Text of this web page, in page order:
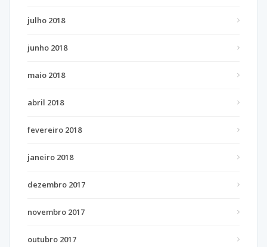
julho 2018
junho 2018
maio 2018
abril 2018
fevereiro 2018
janeiro 2018
dezembro 2017
novembro 2017
outubro 2017